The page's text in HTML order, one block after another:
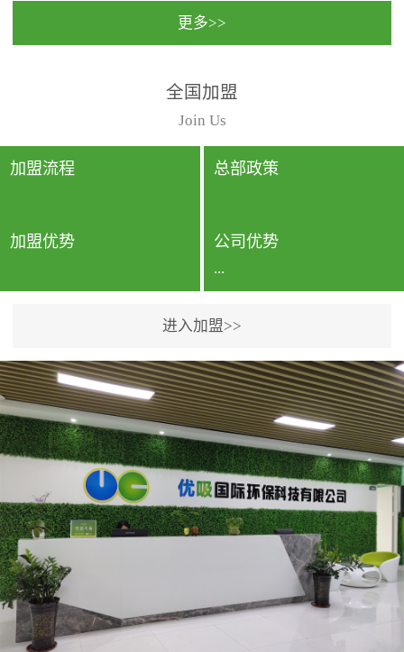
动，人类长时间停留的室
内空间都有整体消毒的需
要。因为空间内人流携带
的、空气...
行国家规定的标准检测方
法，空气采样量准确，检
测结果可靠，远胜于其他
检测...
更多>>
全国加盟
Join Us
加盟流程 总部政策
加盟优势 公司优势
...
专利保护优势、双甲资质
企业（“室内环境净化治理
甲级施工资质”“室内环境
污染治理资质等级证
书”）、拥有多名高级《环
境工程高级工程师》室内
空气治理资格认证的治理
人员、掌握室内空气净化
治理实用技术和五项专利
技术、八项计算机软件著
作权登记证书等。研发实
进入加盟>>